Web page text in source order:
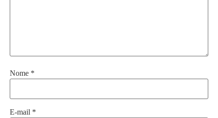
Nome *
E-mail *